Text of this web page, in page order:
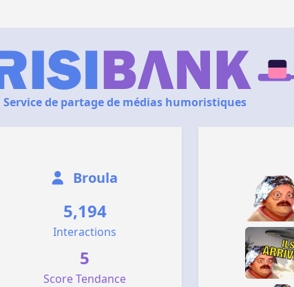
Service de partage de médias humoristiques
Broula
5,194
Interactions
5
Score Tendance